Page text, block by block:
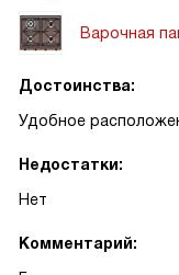
Варочная
Достоинства:
Удобное
Недостатки:
Нет
Комментарий: